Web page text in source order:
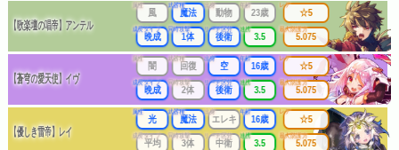
【歌楽壇の唱帝】アンテル
属性
風
武器種
魔法
出身
動物
年齢
23歳
成長タイプ
晩成
同時攻撃
1体
リーチ区分
後衛
連携
3.5
レア
☆5
最大防護力
5.075
【蒼穹の愛天使】イヴ
属性
闇
武器種
回復
出身
空
年齢
16歳
成長タイプ
晩成
同時攻撃
2体
リーチ区分
後衛
連携
3.5
レア
☆5
最大防護力
5.075
【優しき雷帝】レイ
属性
光
武器種
魔法
出身
エレキ
年齢
16歳
成長タイプ
平均
同時攻撃
3体
リーチ区分
中衛
連携
3.5
レア
☆5
最大防護力
5.075